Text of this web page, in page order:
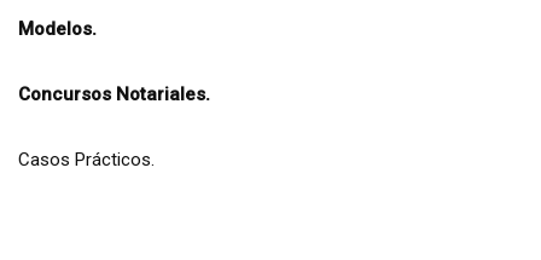
Modelos.
Concursos Notariales.
Casos Prácticos.